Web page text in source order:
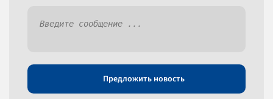
Предложить новость